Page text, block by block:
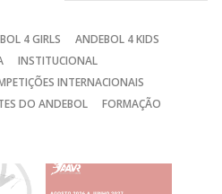
4 GIRLS
ANDEBOL 4 KIDS
INSTITUCIONAL
INTERNACIONAIS
DO ANDEBOL
FORMAÇÃO